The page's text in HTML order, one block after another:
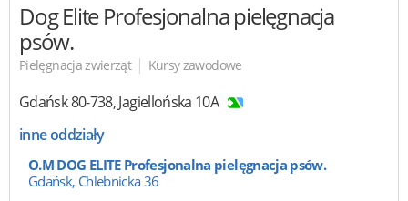
Dog Elite Profesjonalna pielęgnacja
psów.
Pielęgnacja zwierząt | Kursy zawodowe
Gdańsk80-738,Jagiellońska 10A
inne oddziały
O.M DOG ELITE Profesjonalna pielęgnacja psów.
Gdańsk, Chlebnicka 36